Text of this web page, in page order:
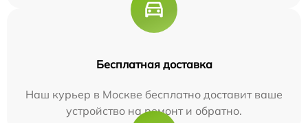
Бесплатная доставка
Наш курьер в Москве бесплатно доставит ваше
устройство на ремонт и обратно.